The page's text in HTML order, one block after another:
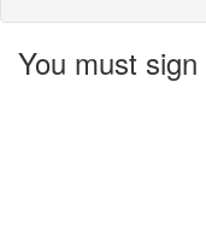
You must